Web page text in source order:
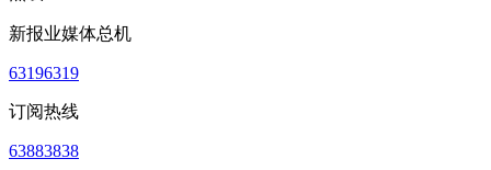
新报业媒体总机
63196319
订阅热线
63883838